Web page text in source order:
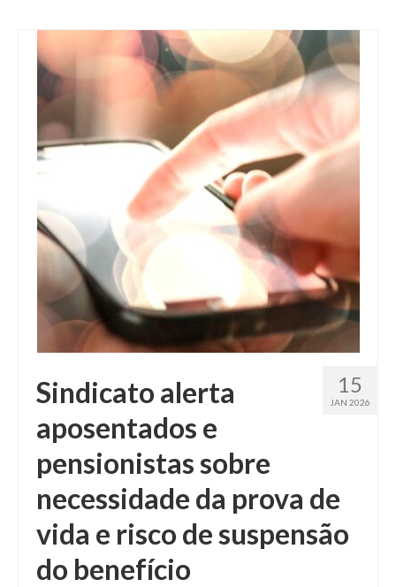
15
JAN 2026
Sindicato alerta
aposentados e
pensionistas sobre
necessidade da prova de
vida e risco de suspensão
do benefício